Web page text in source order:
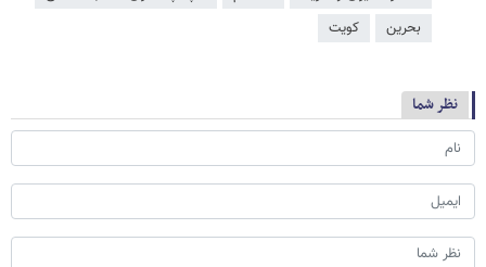
بحرین
کویت
نظر شما